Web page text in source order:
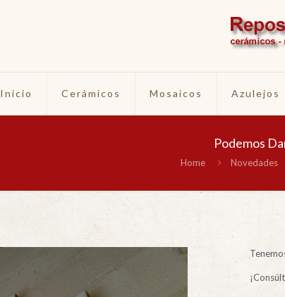
Inicio Cerámicos Mosaicos Azulejos
Podemos
Home Novedades